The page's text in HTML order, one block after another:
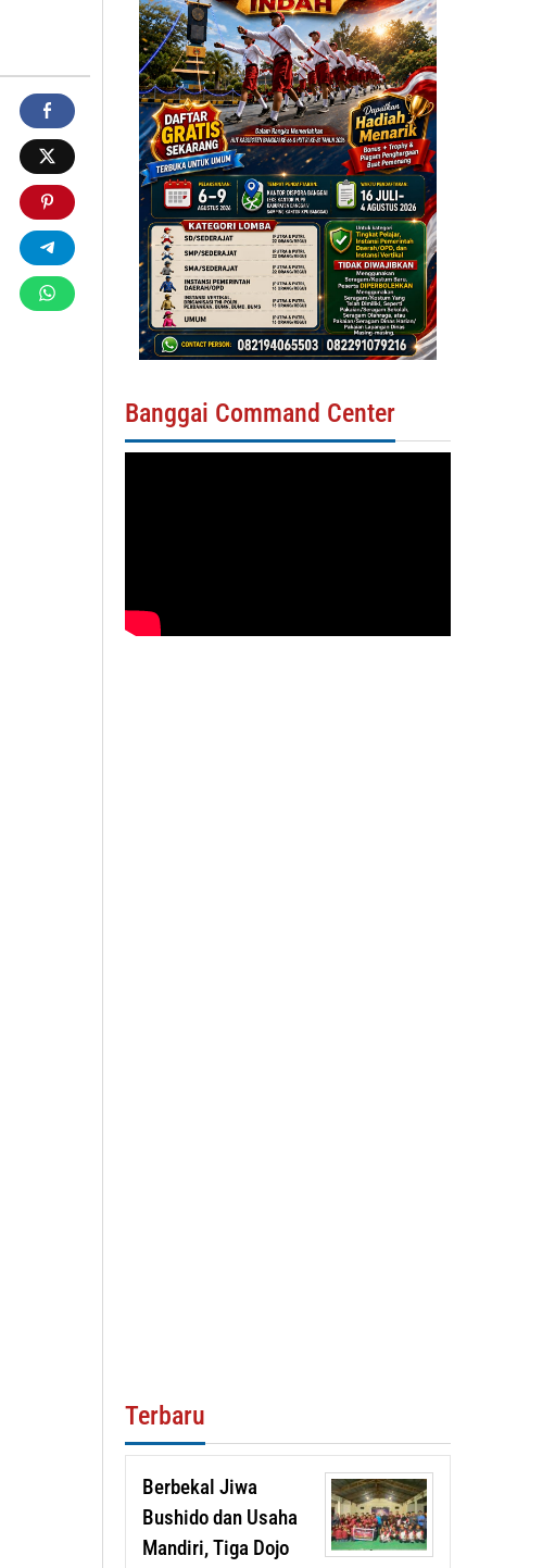
Banggai Command Center
Terbaru
Berbekal Jiwa
Bushido dan Usaha
Mandiri, Tiga Dojo